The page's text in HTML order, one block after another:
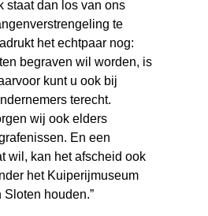
staat dan los van ons
te
het echtpaar nog:
begraven wil worden, is
kunt u ook bij
terecht.
wij ook elders
En een
wil, kan het afscheid ook
het Kuiperijmuseum
houden.”